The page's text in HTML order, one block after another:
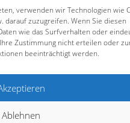
verwenden wir Technologien wie
zuzugreifen. Wenn Sie diesen
wie das Surfverhalten oder
Zustimmung nicht erteilen oder
beeinträchtigt werden.
Ablehnen